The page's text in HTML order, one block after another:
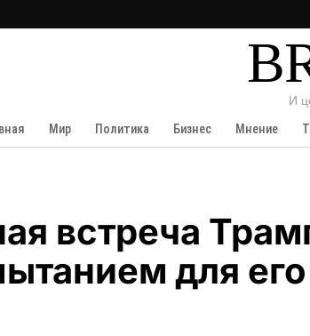
И
Мир Политика Бизнес Мнение
встреча
для